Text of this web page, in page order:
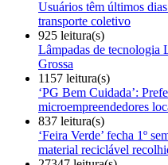
Usuários têm últimos
transporte coletivo
925 leitura(s)
Lâmpadas de tecnologia
Grossa
1157 leitura(s)
‘PG Bem Cuidada’:
microempreendedores
837 leitura(s)
‘Feira Verde’ fecha 1º
material reciclável